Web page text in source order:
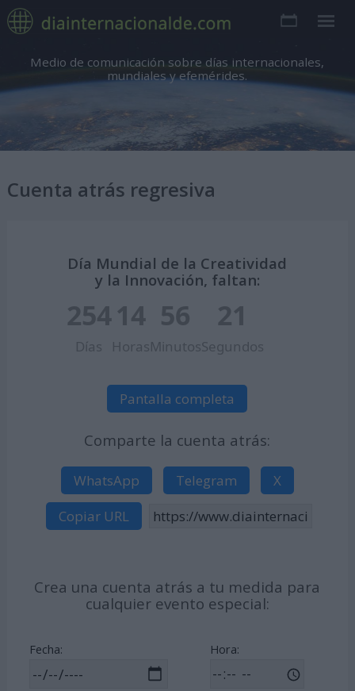
Medio de comunicación sobre días internacionales,
mundiales y efemérides.
Cuenta atrás regresiva
Día Mundial de la Creatividad
y la Innovación, faltan:
254
Días
14
Horas
56
Minutos
20
Segundos
Pantalla completa
Comparte la cuenta atrás:
WhatsApp Telegram
X
Copiar URL
Crea una cuenta atrás a tu medida para
cualquier evento especial:
Fecha: Hora: